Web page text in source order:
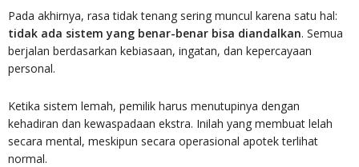
Pada akhirnya, rasa tidak tenang sering muncul karena satu hal:
tidak ada sistem yang benar-benar bisa diandalkan. Semua
berjalan berdasarkan kebiasaan, ingatan, dan kepercayaan
personal.
Ketika sistem lemah, pemilik harus menutupinya dengan
kehadiran dan kewaspadaan ekstra. Inilah yang membuat lelah
secara mental, meskipun secara operasional apotek terlihat
normal.